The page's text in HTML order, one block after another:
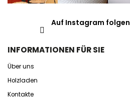
Auf Instagram folgen
INFORMATIONEN FÜR SIE
Über uns
Holzladen
Kontakte